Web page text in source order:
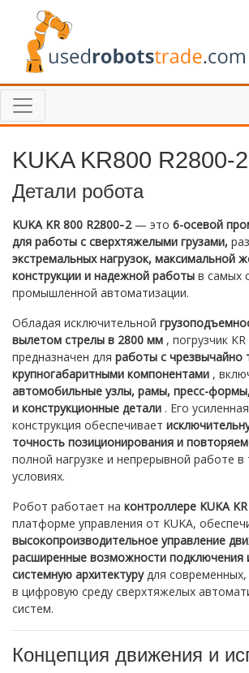
KUKA KR800 R2800-2
Детали робота
KUKA KR 800 R2800‑2— это 6-осевой
для работы с сверхтяжелыми грузами,
экстремальных нагрузок, максимальной
конструкции и надежной работы в самых
промышленной автоматизации.
Обладая исключительной
вылетом стрелы в 2800 мм , погрузчик
предназначен для работы с чрезвычайно
крупногабаритными компонентами ,
автомобильные узлы, рамы, пресс-
и конструкционные детали . Его
конструкция обеспечивает
точность позиционирования и
полной нагрузке и непрерывной работе
условиях.
Робот работает на контроллере KUKA
платформе управления от KUKA,
высокопроизводительное управление
расширенные возможности подключения
системную архитектурудля современных,
в цифровую среду сверхтяжелых
систем.
Концепция движения и